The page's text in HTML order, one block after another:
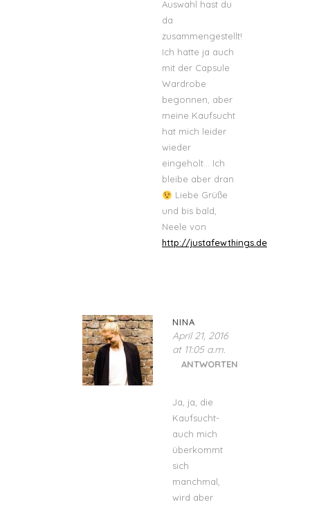
Auswahl hast du
da
zusammengestellt!
Ich hatte ja auch
mit der Capsule
Wardrobe
begonnen, aber
meine Kaufsucht
hat mich leider
wieder
eingeholt… Ich
bleibe aber dran
Liebe Grüße
und bis bald,
Neele von
http://justafewthings.de
NINA
April 21, 2016
at 11:05 a.m.
ANTWORTEN
Ja, ja, die
Kaufsucht-
auch mich
überkommt
sich
manchmal,
wird aber